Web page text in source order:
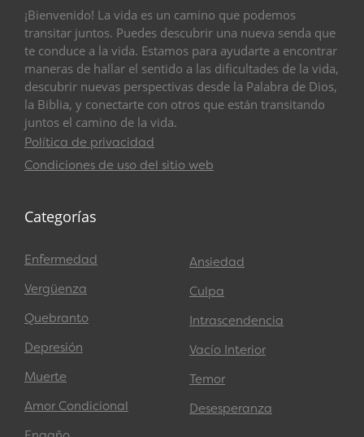
¡Bienvenido! La vida es un camino que podemos
transitar juntos. Puedes descubrir una nueva senda que
te conduce a la vida. Estamos para ayudarte a encontrar
maneras de hallar el sentido a las dificultades de la vida,
descubrir nuevas perspectivas desde la Palabra de Dios,
la Biblia, y conectarte con otros que están transitando
juntos el camino de la vida.
Política de privacidad
Condiciones de uso del sitio web
Categorías
Enfermedad
Vergüenza
Quebranto
Depresión
Muerte
Amor Condicional
Ansiedad
Culpa
Intrascendencia
Vacío Interior
Temor
Desesperanza